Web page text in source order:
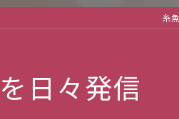
糸
日々発信